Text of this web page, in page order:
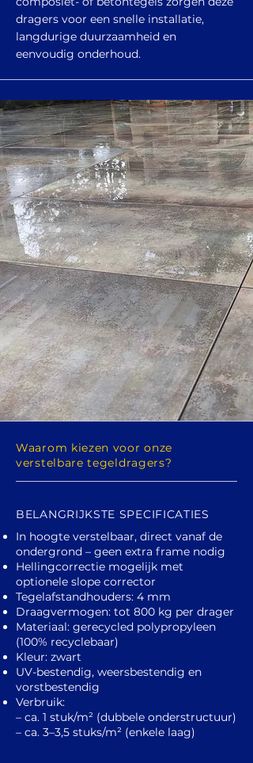
dragers voor een snelle installatie,
langdurige duurzaamheid en
eenvoudig onderhoud.
Waarom kiezen voor onze
verstelbare tegeldragers?
BELANGRIJKSTE SPECIFICATIES
In hoogte verstelbaar, direct vanaf de
ondergrond – geen extra frame nodig
Hellingcorrectie mogelijk met
optionele slope corrector
Tegelafstandhouders: 4 mm
Draagvermogen: tot 800 kg per drager
Materiaal: gerecycled polypropyleen
(100% recyclebaar)
Kleur: zwart
UV-bestendig, weersbestendig en
vorstbestendig
Verbruik:
– ca. 1 stuk/m² (dubbele onderstructuur)
– ca. 3–3,5 stuks/m² (enkele laag)